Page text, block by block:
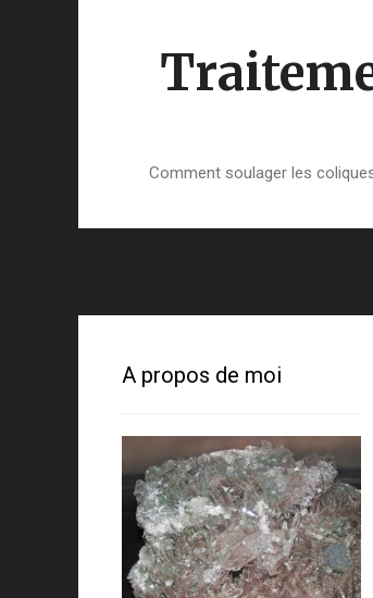
Comment soulager les
A propos de moi